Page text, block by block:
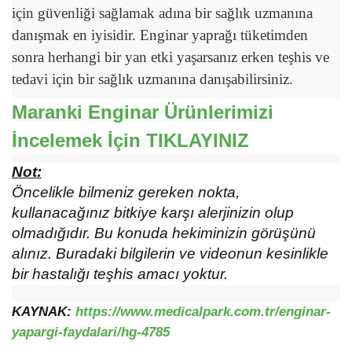
için güvenliği sağlamak adına bir sağlık uzmanına
danışmak en iyisidir. Enginar yaprağı tüketimden
sonra herhangi bir yan etki yaşarsanız erken teşhis ve
tedavi için bir sağlık uzmanına danışabilirsiniz.
Maranki Enginar Ürünlerimizi
İncelemek İçin TIKLAYINIZ
Not:
Öncelikle bilmeniz gereken nokta,
kullanacağınız bitkiye karşı alerjinizin olup
olmadığıdır. Bu konuda hekiminizin görüşünü
alınız. Buradaki bilgilerin ve videonun kesinlikle
bir hastalığı teşhis amacı yoktur.
KAYNAK: https://www.medicalpark.com.tr/enginar-
yapargi-faydalari/hg-4785